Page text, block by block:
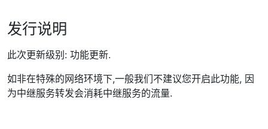
发行说明
此次更新级别: 功能更新.
如非在特殊的网络环境下,一般我们不建议您开启此功能, 因
为中继服务转发会消耗中继服务的流量.